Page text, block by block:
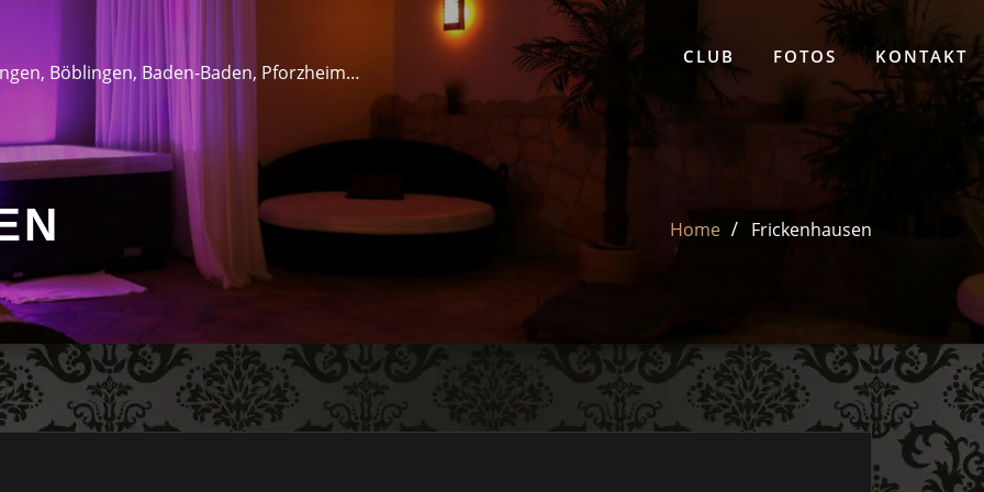
Böblingen, Baden-Baden, Pforzheim…
CLUB FOTOS KONTAKT
Home Frickenhausen